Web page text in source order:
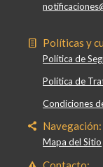
Políticas y
Política de
Política de
Condiciones
Navegación:
Mapa del Sitio